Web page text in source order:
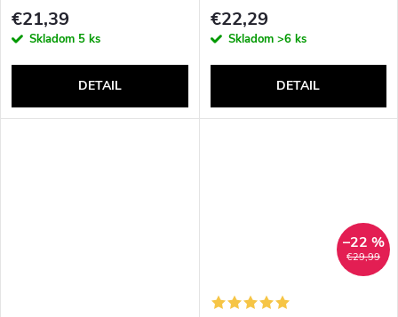
€21,39
Skladom 5 ks
DETAIL
€22,29
Skladom >6 ks
DETAIL
€29,99
–22 %